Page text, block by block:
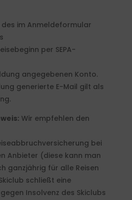
des im Anmeldeformular
per SEPA-
angegebenen Konto.
generierte E-Mail gilt als
Wir empfehlen den
bei
Anbieter (diese kann man
ganzjährig für alle Reisen
schließt eine
Insolvenz des Skiclubs